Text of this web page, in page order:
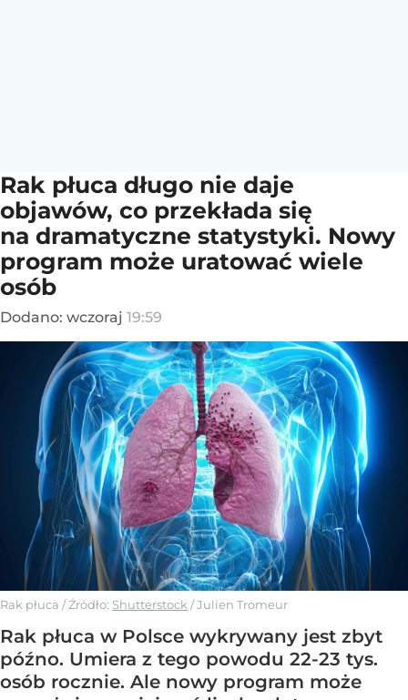
Rak płuca długo nie daje
objawów, co przekłada się
na dramatyczne statystyki. Nowy
program może uratować wiele
osób
Dodano: wczoraj 19:59
Rak płuca / Źródło: Shutterstock /Julien Tromeur
Rak płuca w Polsce wykrywany jest zbyt
późno. Umiera z tego powodu 22-23 tys.
osób rocznie. Ale nowy program może